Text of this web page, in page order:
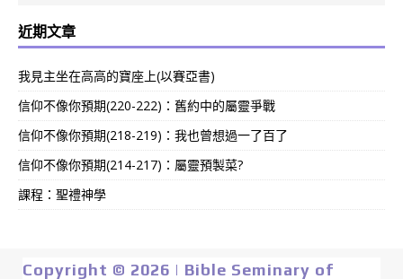
近期文章
我見主坐在高高的寶座上(以賽亞書)
信仰不像你預期(220-222)：舊約中的屬靈爭戰
信仰不像你預期(218-219)：我也曾想過一了百了
信仰不像你預期(214-217)：屬靈預製菜?
課程：聖禮神學
Copyright © 2026 | Bible Seminary of